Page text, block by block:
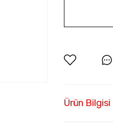
Ürün Bilgisi